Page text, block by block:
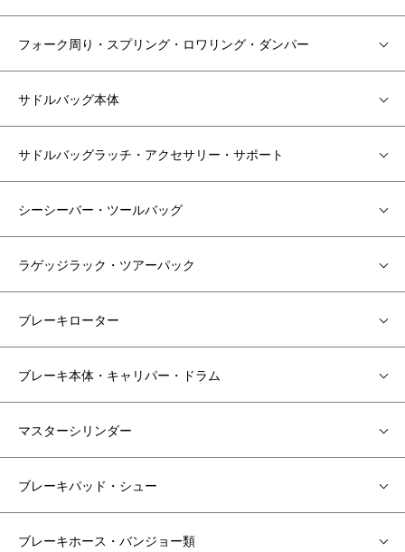
フォーク周り・スプリング・ロワリング・ダンパー
サドルバッグ本体
サドルバッグラッチ・アクセサリー・サポート
シーシーバー・ツールバッグ
ラゲッジラック・ツアーパック
ブレーキローター
ブレーキ本体・キャリパー・ドラム
マスターシリンダー
ブレーキパッド・シュー
ブレーキホース・バンジョー類